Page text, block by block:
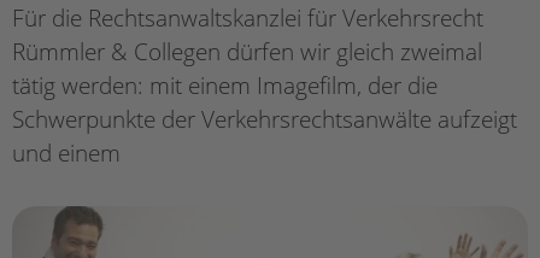
Für die Rechtsanwaltskanzlei für Verkehrsrecht
Rümmler & Collegen dürfen wir gleich zweimal
tätig werden: mit einem Imagefilm, der die
Schwerpunkte der Verkehrsrechtsanwälte aufzeigt
und einem